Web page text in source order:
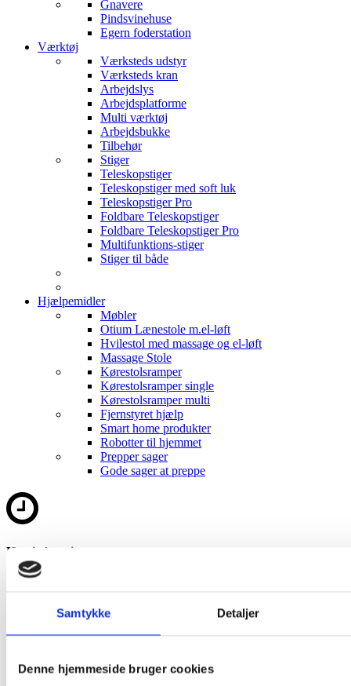
Samtykke Detaljer
Denne hjemmeside bruger cookies
Gnavere
Pindsvinehuse
Egern foderstation
Værktøj
Værksteds udstyr
Værksteds kran
Arbejdslys
Arbejdsplatforme
Multi værktøj
Arbejdsbukke
Tilbehør
Stiger
Teleskopstiger
Teleskopstiger med soft luk
Teleskopstiger Pro
Foldbare Teleskopstiger
Foldbare Teleskopstiger Pro
Multifunktions-stiger
Stiger til både
Hjælpemidler
Møbler
Otium Lænestole m.el-løft
Hvilestol med massage og el-løft
Massage Stole
Kørestolsramper
Kørestolsramper single
Kørestolsramper multi
Fjernstyret hjælp
Smart home produkter
Robotter til hjemmet
Prepper sager
Gode sager at preppe
Hurtig levering
Dag til dag levering